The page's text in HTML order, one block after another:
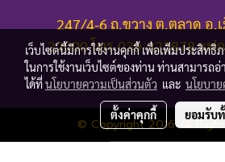
247/4-6 ถ.ขวาง ต.ตลาด อ.
22000โทร.039-322878 แฟ
© Copyright 2016 All
เว็บไซต์นี้มีการใช้งานคุกกี้ เพื่อเพิ่มประสิท
ในการใช้งานเว็บไซต์ของท่าน ท่านสามารถอ่
ได้ที่นโยบายความเป็นส่วนตัว และ นโยบา
ตั้งค่าคุกกี้ ยอมรับ